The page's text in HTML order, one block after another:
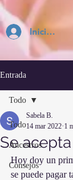
Inicia
Entrada
Todo
Ancestros
Consejos
Todo
Se
Sabela B.
14 mar 2022 1
Hoy doy un
se puede pagar